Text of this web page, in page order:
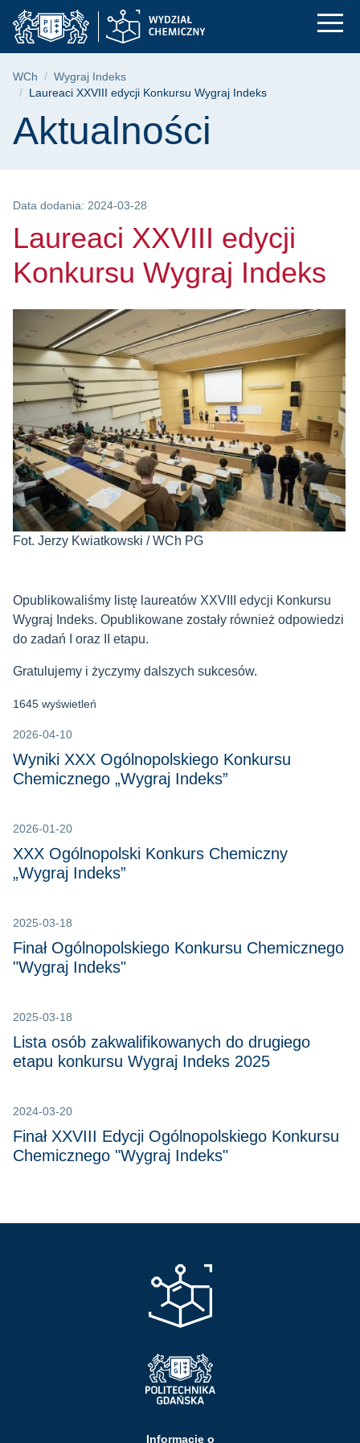
Przejdź
do
menu
Przejdź
do
wyszukiwarki
Przejdź
do
treści
Laureaci XXVIII
Ścieżka nawigacyjna
WCh
Wygraj Indeks
Laureaci XXVIII edycji Konkursu Wygraj Indeks
Treść strony
Aktualności
Data dodania: 2024-03-28
Laureaci XXVIII edycji
Konkursu Wygraj Indeks
Fot. Jerzy Kwiatkowski / WCh PG
Opublikowaliśmy listę laureatów XXVIII edycji Konkursu
Wygraj Indeks. Opublikowane zostały również odpowiedzi
do zadań I oraz II etapu.
Gratulujemy i życzymy dalszych sukcesów.
1645 wyświetleń
2026-04-10
Wyniki XXX Ogólnopolskiego Konkursu
Chemicznego „Wygraj Indeks”
2026-01-20
XXX Ogólnopolski Konkurs Chemiczny
„Wygraj Indeks”
2025-03-18
Finał Ogólnopolskiego Konkursu Chemicznego
"Wygraj Indeks"
2025-03-18
Lista osób zakwalifikowanych do drugiego
etapu konkursu Wygraj Indeks 2025
2024-03-20
Finał XXVIII Edycji Ogólnopolskiego Konkursu
Chemicznego "Wygraj Indeks"
Informacje o